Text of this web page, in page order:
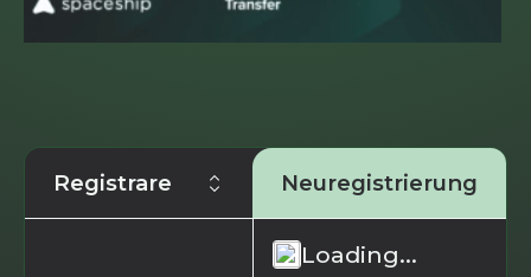
Registrare Neuregistrierung
Loading...